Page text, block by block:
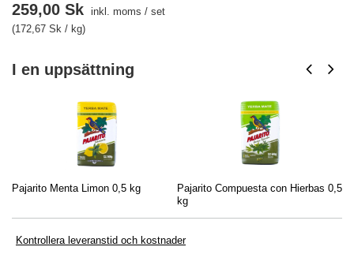
I en uppsättning
Pajarito Menta Limon 0,5 kg
Pajarito Compuesta con Hierbas 0,5
kg
Kontrollera leveranstid och kostnader
259,00 Sk inkl. moms / set
(172,67 Sk / kg)